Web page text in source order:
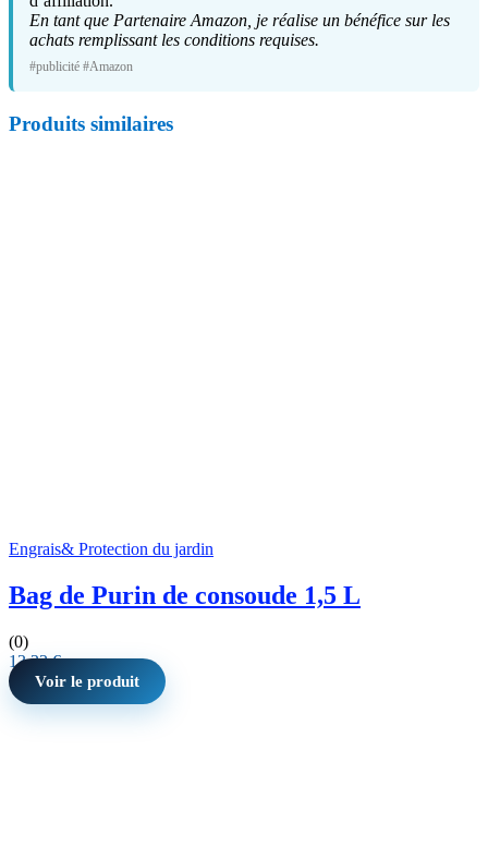
En tant que Partenaire Amazon, je réalise un bénéfice sur les
achats remplissant les conditions requises.
#publicité #Amazon
Produits similaires
Engrais& Protection du jardin
Bag de Purin de consoude 1,5 L
(0)
13,33€
Voir le produit